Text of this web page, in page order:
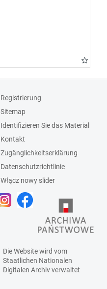
Registrierung
Sitemap
Identifizieren Sie das Material
Kontakt
Zugänglichkeitserklärung
Datenschutzrichtlinie
Włącz nowy slider
Die Website wird vom
Staatlichen Nationalen
Digitalen Archivverwaltet